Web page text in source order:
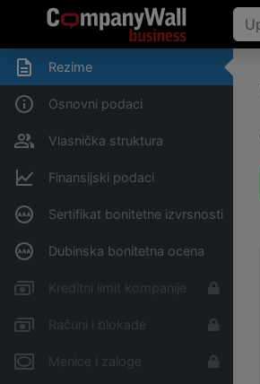
Rezime
Osnovni podaci
Vlasnička struktura
Finansijski podaci
Sertifikat bonitetne izvrsnosti
Dubinska bonitetna ocena
Kreditni limit kompanije
Računi i blokade
Menice i zaloge